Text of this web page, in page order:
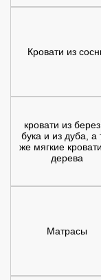
Кровати из
кровати из
бука и из дуба, а
же мягкие
дерева
Матрасы